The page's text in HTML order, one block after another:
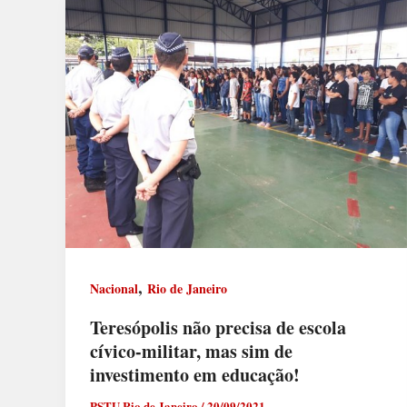
Nacional, Rio de Janeiro
Teresópolis não precisa de escola
cívico-militar, mas sim de
investimento em educação!